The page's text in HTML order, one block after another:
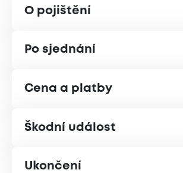
O pojištění
Po sjednání
Cena a platby
Škodní událost
Ukončení